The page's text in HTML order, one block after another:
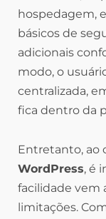
hospedagem,
básicos de
adicionais
modo, o
centralizada,
fica dentro da
Entretanto, ao
WordPress, é
facilidade vem
limitações.